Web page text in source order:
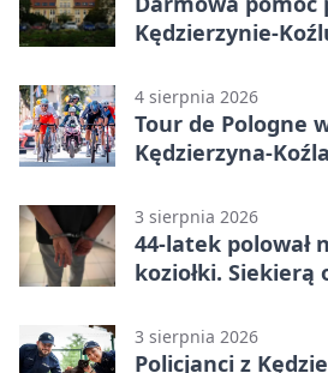
Kędzierzynie-
4 sierpnia 2026
Tour de Pologne
Kędzierzyna-
3 sierpnia 2026
44-latek polował
koziołki. Siekierą
3 sierpnia 2026
Policjanci z